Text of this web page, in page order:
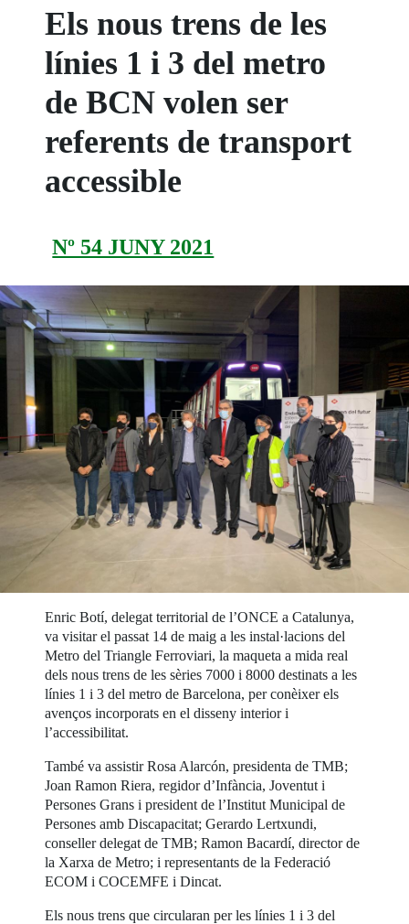
Els nous trens de les
línies 1 i 3 del metro
de BCN volen ser
referents de transport
accessible
Nº 54 JUNY 2021
Enric Botí, delegat territorial de l’ONCE a Catalunya,
va visitar el passat 14 de maig a les instal·lacions del
Metro del Triangle Ferroviari, la maqueta a mida real
dels nous trens de les sèries 7000 i 8000 destinats a les
línies 1 i 3 del metro de Barcelona, per conèixer els
avenços incorporats en el disseny interior i
l’accessibilitat.
També va assistir Rosa Alarcón, presidenta de TMB;
Joan Ramon Riera, regidor d’Infància, Joventut i
Persones Grans i president de l’Institut Municipal de
Persones amb Discapacitat; Gerardo Lertxundi,
conseller delegat de TMB; Ramon Bacardí, director de
la Xarxa de Metro; i representants de la Federació
ECOM i COCEMFE i Dincat.
Els nous trens que circularan per les línies 1 i 3 del